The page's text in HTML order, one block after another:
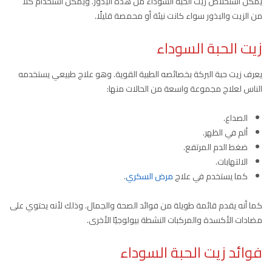
من الزيت والبذور سواء كانت نيئة أو محمصة قليلًا.
زيت الحبة السوداء
يعرف زيت حبة البركة بخصائصه الطبية القوية. وهو علاج طبيعي يستخدمه
الناس لعلاج مجموعة واسعة من الحالات منها:
الصداع.
ألم في الظهر.
ضغط الدم المرتفع.
الالتهابات.
كما يستخدم في علاجمرض السكري.
كما أنه يقدم قائمة طويلة من فوائد الصحة والجمال. وذلك لأنه يحتوي على
مضادات الأكسدة والمركبات النشطة بيولوجيًا الأخرى.
فوائد زيت الحبة السوداء